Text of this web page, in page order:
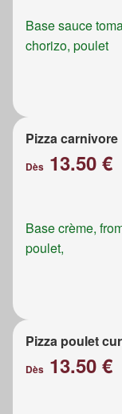
Base sauce
chorizo, poulet
Pizza carnivore
Dès 13.50 €
Base crème,
poulet,
Pizza poulet
Dès 13.50 €